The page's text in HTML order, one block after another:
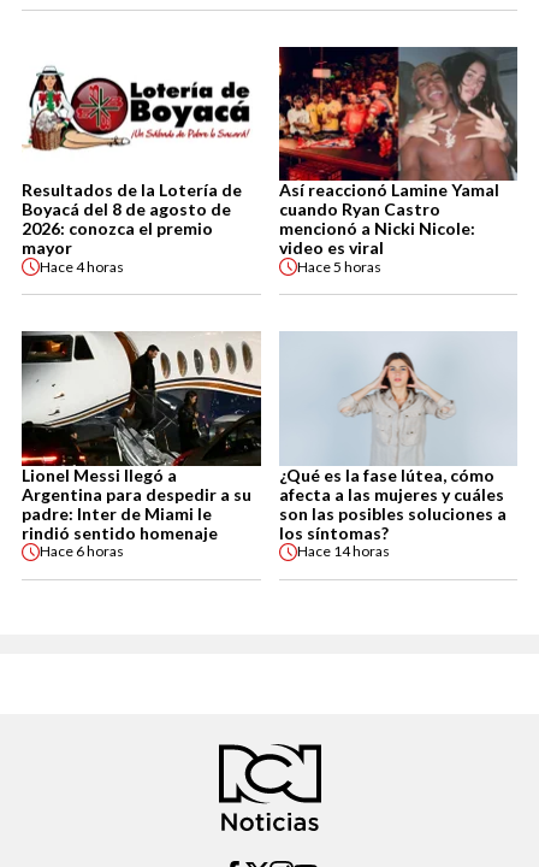
Resultados de la Lotería de
Boyacá del 8 de agosto de
2026: conozca el premio
mayor
Hace4 horas
Así reaccionó Lamine Yamal
cuando Ryan Castro
mencionó a Nicki Nicole:
video es viral
Hace5 horas
Lionel Messi llegó a
Argentina para despedir a su
padre: Inter de Miami le
rindió sentido homenaje
Hace 6 horas
¿Qué es la fase lútea, cómo
afecta a las mujeres y cuáles
son las posibles soluciones a
los síntomas?
Hace 14 horas